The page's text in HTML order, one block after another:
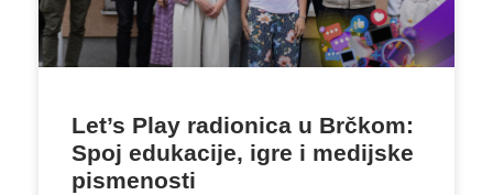
Let’s Play radionica u Brčkom:
Spoj edukacije, igre i medijske
pismenosti